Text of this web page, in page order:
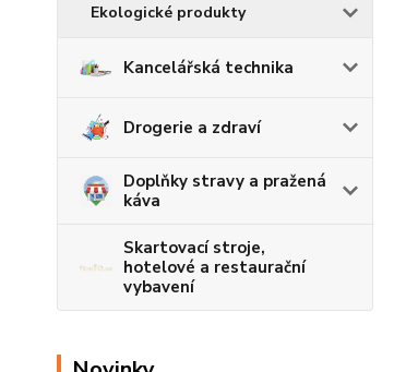
Ekologické produkty
Kancelářská technika
Drogerie a zdraví
Doplňky stravy a pražená
káva
Skartovací stroje,
hotelové a restaurační
vybavení